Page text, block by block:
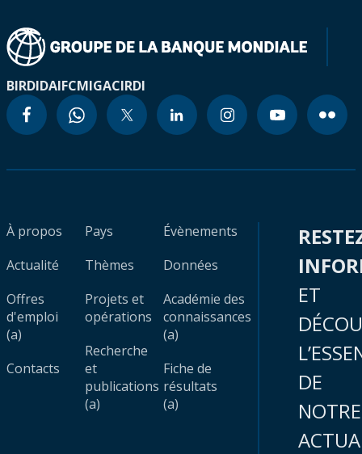
BIRDIDAIFCMIGACIRDI
À propos
Actualité
Offres
d'emploi
(a)
Contacts
Pays
Thèmes
Projets et
opérations
Recherche
et
publications
(a)
Évènements
Données
Académie des
connaissances
(a)
Fiche de
résultats
(a)
ET
DE
NOTRE